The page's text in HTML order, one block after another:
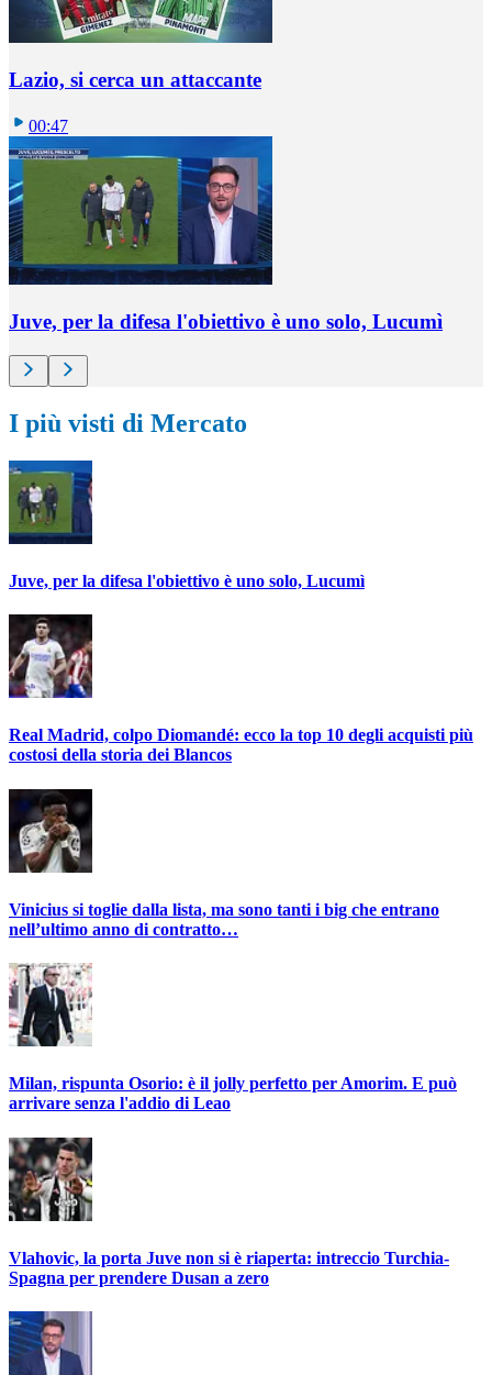
Lazio, si cerca un attaccante
00:47
Juve, per la difesa l'obiettivo è uno solo, Lucumì
I più visti di Mercato
Juve, per la difesa l'obiettivo è uno solo, Lucumì
Real Madrid, colpo Diomandé: ecco la top 10 degli acquisti più
costosi della storia dei Blancos
Vinicius si toglie dalla lista, ma sono tanti i big che entrano
nell’ultimo anno di contratto…
Milan, rispunta Osorio: è il jolly perfetto per Amorim. E può
arrivare senza l'addio di Leao
Vlahovic, la porta Juve non si è riaperta: intreccio Turchia-
Spagna per prendere Dusan a zero